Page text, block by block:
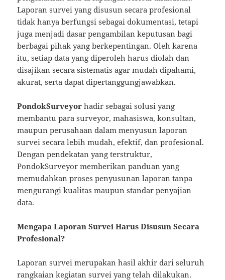
Laporan survei yang disusun secara profesional
tidak hanya berfungsi sebagai dokumentasi, tetapi
juga menjadi dasar pengambilan keputusan bagi
berbagai pihak yang berkepentingan. Oleh karena
itu, setiap data yang diperoleh harus diolah dan
disajikan secara sistematis agar mudah dipahami,
akurat, serta dapat dipertanggungjawabkan.
PondokSurveyor hadir sebagai solusi yang
membantu para surveyor, mahasiswa, konsultan,
maupun perusahaan dalam menyusun laporan
survei secara lebih mudah, efektif, dan profesional.
Dengan pendekatan yang terstruktur,
PondokSurveyor memberikan panduan yang
memudahkan proses penyusunan laporan tanpa
mengurangi kualitas maupun standar penyajian
data.
Mengapa Laporan Survei Harus Disusun Secara
Profesional?
Laporan survei merupakan hasil akhir dari seluruh
rangkaian kegiatan survei yang telah dilakukan.